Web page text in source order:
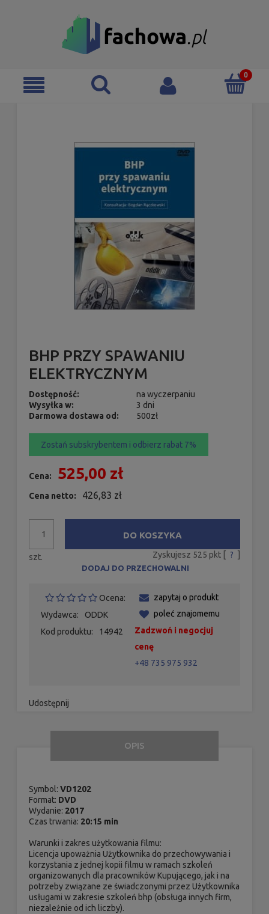
BHP PRZY SPAWANIU
ELEKTRYCZNYM
Dostępność:
na wyczerpaniu
Wysyłka w:
3 dni
Darmowa dostawa od:
500zł
Zostań subskrybentem i odbierz rabat 7%
Cena: 525,00 zł
Cena netto: 426,83 zł
szt.
DO KOSZYKA
Zyskujesz 525 pkt [ ? ]
DODAJ DO PRZECHOWALNI
Ocena:
Wydawca:
ODDK
Kod produktu:
14942
zapytaj o produkt
poleć znajomemu
Zadzwoń i negocjuj
cenę
+48 735 975 932
Udostępnij
OPIS
Symbol: VD1202
Format: DVD
Wydanie: 2017
Czas trwania: 20:15 min
Warunki i zakres użytkowania filmu:
Licencja upoważnia Użytkownika do przechowywania i
korzystania z jednej kopii filmu w ramach szkoleń
organizowanych dla pracowników Kupującego, jak i na
potrzeby związane ze świadczonymi przez Użytkownika
usługami w zakresie szkoleń bhp (obsługa innych firm,
niezależnie od ich liczby).